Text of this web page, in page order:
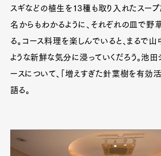
スギなどの植生を13種も取り入れたスープ
名からもわかるように、それぞれの皿で野
る。コース料理を楽しんでいると、まるで
ような新鮮な気分に浸っていくだろう。池
ースについて、「増えすぎた針葉樹を有効
語る。